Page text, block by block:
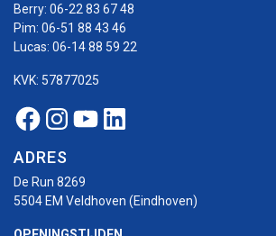
Berry: 06-22 83 67 48
Pim: 06-51 88 43 46
Lucas: 06-14 88 59 22
KVK: 57877025
Facebook Euro-rotor
Instagram Euro-rotor
Youtube Euro-rotor
Linkedin Euro-rotor
ADRES
De Run 8269
5504 EM Veldhoven (Eindhoven)